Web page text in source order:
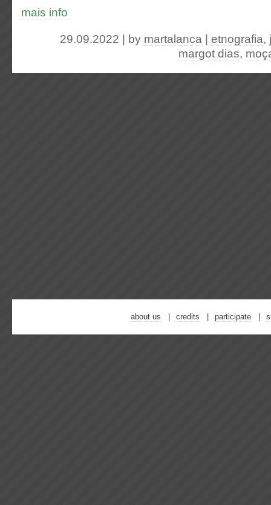
mais info
29.09.2022 | by martalanca etnografia,
margot dias,
about us credits participate